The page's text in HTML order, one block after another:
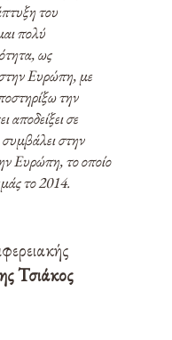
του
πολύ
ως
Ευρώπη, με
την
αποδείξει σε
συμβάλει στην
Ευρώπη, το οποίο
το 2014.
Τσιάκος